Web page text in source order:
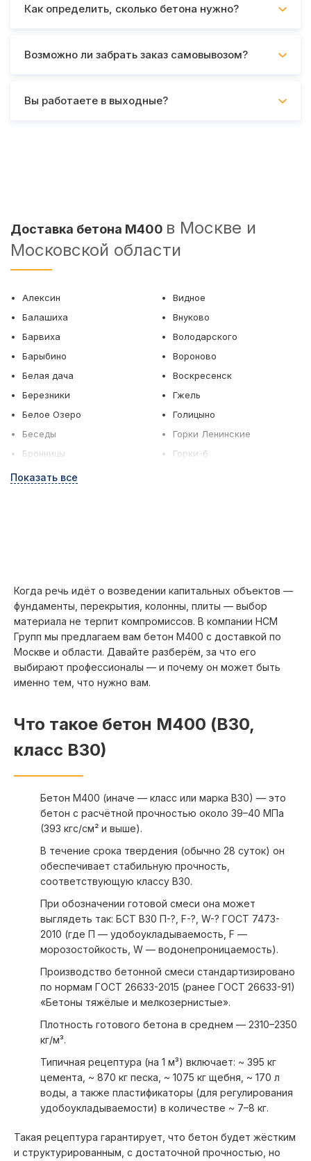
Как определить, сколько бетона нужно?
Возможно ли забрать заказ самовывозом?
Вы работаете в выходные?
Доставка бетона М400 в Москве и
Московской области
Алексин
Балашиха
Барвиха
Барыбино
Белая дача
Березники
Белое Озеро
Беседы
Бронницы
Видное
Внуково
Володарского
Вороново
Воскресенск
Гжель
Голицыно
Горки Ленинские
Горки-6
Домодедово
Дорохово
Дубна
Егорьевск
Жаворонки
Железнодорожный
Заокский район
Звенигород
Кашира
Климовск
Клин
Клязьма
Коломна
Косино
Красково
Красноармейск
Краснозаводск
Краснознаменский
Кубинка
Купавна
Куровское
Лесной
Лесной Городок
Лобня
Малаховка
Михнево
Можайск
Монино
Мосрентген
Мытищи
Нахабино
Некрасовка
Никольское
Новокосино
Новоникольское
Ново-Переделкино
Новая Москва
Ногинск
Пирогово
Поварово
Подольск
Протвино
Пушкино
Расторгуево
Показать все
Когда речь идёт о возведении капитальных объектов —
фундаменты, перекрытия, колонны, плиты — выбор
материала не терпит компромиссов. В компании НСМ
Групп мы предлагаем вам бетон М400 с доставкой по
Москве и области. Давайте разберём, за что его
выбирают профессионалы — и почему он может быть
именно тем, что нужно вам.
Что такое бетон М400 (B30,
класс В30)
Бетон М400 (иначе — класс или марка В30) — это
бетон с расчётной прочностью около 39–40 МПа
(393 кгс/см² и выше).
В течение срока твердения (обычно 28 суток) он
обеспечивает стабильную прочность,
соответствующую классу В30.
При обозначении готовой смеси она может
выглядеть так: БСТ В30 П-?, F-?, W-? ГОСТ 7473-
2010 (где П — удобоукладываемость, F —
морозостойкость, W — водонепроницаемость).
Производство бетонной смеси стандартизировано
по нормам ГОСТ 26633-2015 (ранее ГОСТ 26633-91)
«Бетоны тяжёлые и мелкозернистые».
Плотность готового бетона в среднем — 2310–2350
кг/м³.
Типичная рецептура (на 1 м³) включает: ~ 395 кг
цемента, ~ 870 кг песка, ~ 1075 кг щебня, ~ 170 л
воды, а также пластификаторы (для регулирования
удобоукладываемости) в количестве ~ 7–8 кг.
Такая рецептура гарантирует, что бетон будет жёстким
и структурированным, с достаточной прочностью, но